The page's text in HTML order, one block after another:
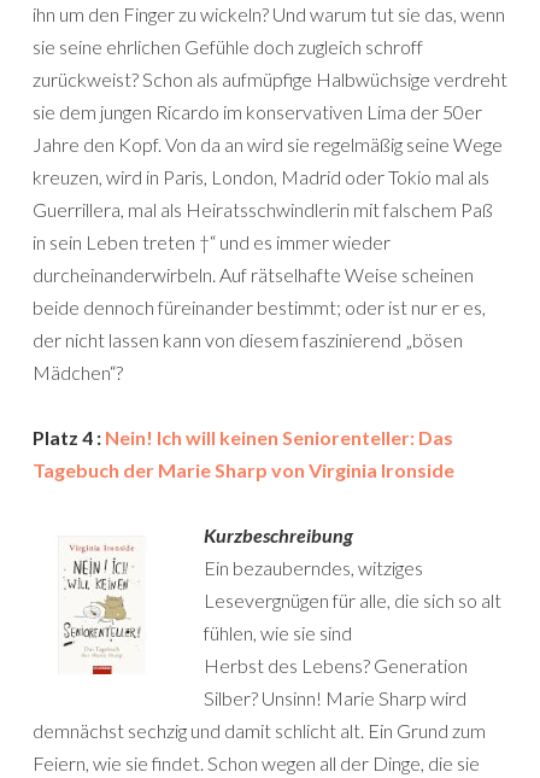
ihn um den Finger zu wickeln? Und warum tut sie das, wenn
sie seine ehrlichen Gefühle doch zugleich schroff
zurückweist? Schon als aufmüpfige Halbwüchsige verdreht
sie dem jungen Ricardo im konservativen Lima der 50er
Jahre den Kopf. Von da an wird sie regelmäßig seine Wege
kreuzen, wird in Paris, London, Madrid oder Tokio mal als
Guerrillera, mal als Heiratsschwindlerin mit falschem Paß
in sein Leben treten †“ und es immer wieder
durcheinanderwirbeln. Auf rätselhafte Weise scheinen
beide dennoch füreinander bestimmt; oder ist nur er es,
der nicht lassen kann von diesem faszinierend „bösen
Mädchen“?
Platz 4 : Nein! Ich will keinen Seniorenteller: Das
Tagebuch der Marie Sharp von Virginia Ironside
Kurzbeschreibung
Ein bezauberndes, witziges
Lesevergnügen für alle, die sich so alt
fühlen, wie sie sind
Herbst des Lebens? Generation
Silber? Unsinn! Marie Sharp wird
demnächst sechzig und damit schlicht alt. Ein Grund zum
Feiern, wie sie findet. Schon wegen all der Dinge, die sie